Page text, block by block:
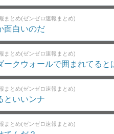
まとめ(ゼンゼロ速報まとめ)
面白いのだ
まとめ(ゼンゼロ速報まとめ)
ークウォールで囲まれてる
まとめ(ゼンゼロ速報まとめ)
といいンナ
まとめ(ゼンゼロ速報まとめ)